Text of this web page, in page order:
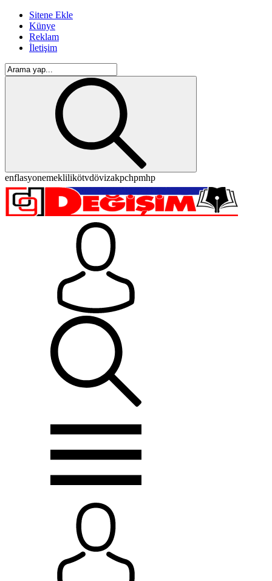
Sitene Ekle
Künye
Reklam
İletişim
enflasyonemeklilikötvdövizakpchpmhp